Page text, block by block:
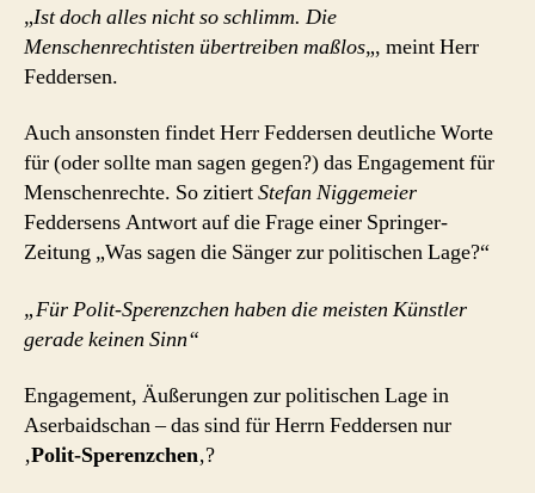
„Ist doch alles nicht so schlimm. Die
Menschenrechtisten übertreiben maßlos„, meint Herr
Feddersen.
Auch ansonsten findet Herr Feddersen deutliche Worte
für (oder sollte man sagen gegen?) das Engagement für
Menschenrechte. So zitiertStefan Niggemeier
Feddersens Antwort auf die Frage einer Springer-
Zeitung „Was sagen die Sänger zur politischen Lage?“
„Für Polit-Sperenzchen haben die meisten Künstler
gerade keinen Sinn“
Engagement, Äußerungen zur politischen Lage in
Aserbaidschan – das sind für Herrn Feddersen nur
‚Polit-Sperenzchen‚?